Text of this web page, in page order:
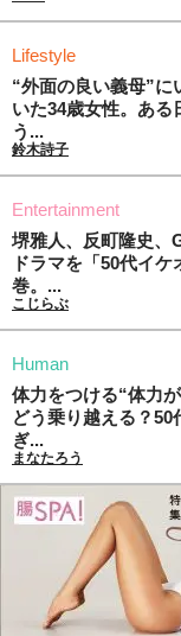
Lifestyle
“外面の良い義母”に
いた34歳女性。ある
う...
鈴木詩子
Entertainment
堺雅人、反町隆史
ドラマを「50代イケ
巻。...
こじらぶ
Human
体力をつける“体力が
どう乗り越える？50
ぎ...
まなたろう